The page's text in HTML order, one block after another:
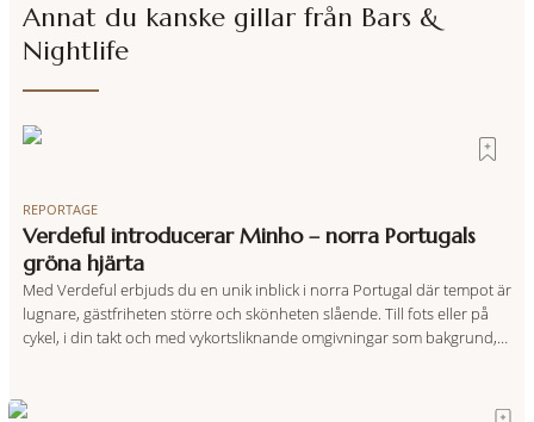
Annat du kanske gillar från Bars &
Nightlife
REPORTAGE
Verdeful introducerar Minho – norra Portugals
gröna hjärta
Med Verdeful erbjuds du en unik inblick i norra Portugal där tempot är
lugnare, gästfriheten större och skönheten slående. Till fots eller på
cykel, i din takt och med vykortsliknande omgivningar som bakgrund,
det